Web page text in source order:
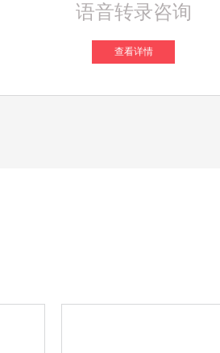
语音转录咨询
查看详情